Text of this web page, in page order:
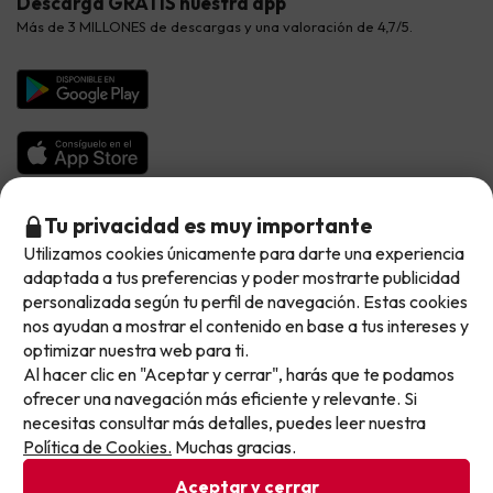
No llegas tarde: llegas al siguiente.
Este chollo ya ha caducado, pero cada día lanzamos
nuevas oportunidades para viajar mejor y pagar
menos.
Apúntate y que el próximo no se te escape.
Pon tu mejor e-mail
Viajes para grupos
Hoteles Galicia
Hoteles Salou
Chollos con Todo Incluido
Chollos en la playa
Chollos con Vuelo Incluido
Hoteles con toboganes
Selección de la Newsletter
Los favoritos de nuestros clientes
Vacaciones en Agosto
Vacaciones en Octubre
Vacaciones en Noviembre
Preguntas frecuentes
Más de 3 MILLONES de descargas y una valoración de 4,7/5.
Métodos de pago disponibles
Condiciones generales
Privacidad datos
Política de cookies
Tu privacidad es muy importante
Utilizamos cookies únicamente para darte una experiencia
adaptada a tus preferencias y poder mostrarte publicidad
personalizada según tu perfil de navegación. Estas cookies
nos ayudan a mostrar el contenido en base a tus intereses y
optimizar nuestra web para ti.
Al hacer clic en "Aceptar y cerrar", harás que te podamos
ofrecer una navegación más eficiente y relevante. Si
necesitas consultar más detalles, puedes leer nuestra
Política de Cookies. Muchas gracias.
Aceptar y cerrar